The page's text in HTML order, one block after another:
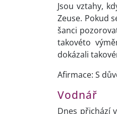
Jsou vztahy,
Zeuse. Pokud
šanci
takovéto
dokázali
Afirmace: S
Vodnář
Dnes přichází